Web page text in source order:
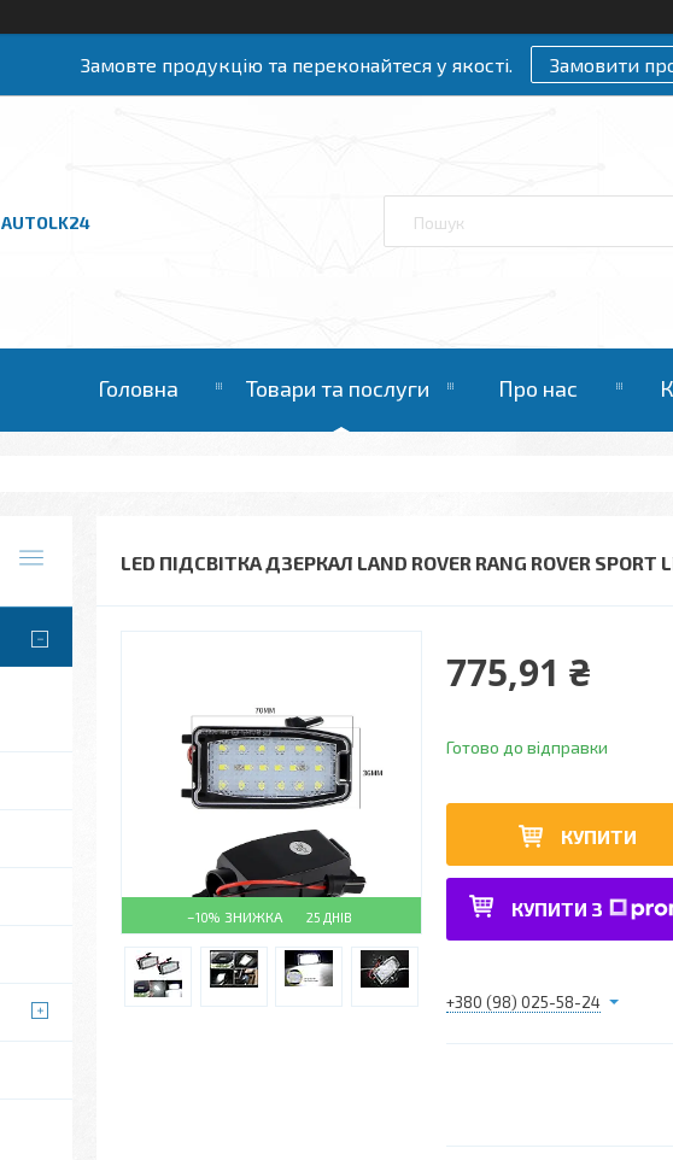
Замовте продукцію та переконайтеся у якості. Замовити
AUTOLK24
Головна Товари та послуги Про нас
LED ПІДСВІТКА ДЗЕРКАЛ LAND ROVER RANG ROVER SPORT
–10% 25 ДНІВ
775,91 ₴
Готово до відправки
КУПИТИ
КУПИТИ З
+380 (98) 025-58-24